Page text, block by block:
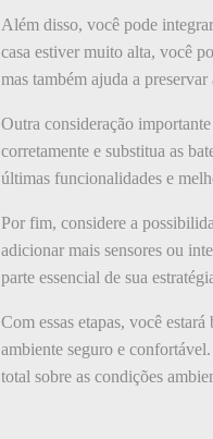
Além disso, você pode
casa estiver muito alta, você
mas também ajuda a preservar
Outra consideração
corretamente e substitua as
últimas funcionalidades e
Por fim, considere a
adicionar mais sensores ou
parte essencial de sua
Com essas etapas, você
ambiente seguro e
total sobre as condições